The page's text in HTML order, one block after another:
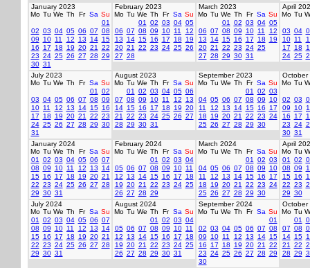
January 2023
Mo Tu We Th Fr Sa Su
01
02 03 04 05 06 07 08
09
10 11 12 13 14 15
16
17 18 19 20 21
22
23 24 25 26 27 28 29
30 31
February 2023
Mo Tu We Th Fr Sa Su
01
02 03 04 05
06 07 08 09 10 11
12
13
14 15 16 17 18
19
20 21 22 23 24 25 26
27 28
March 2023
Mo Tu We Th Fr Sa Su
01
02 03 04 05
06 07 08 09 10 11
12
13
14 15 16 17 18
19
20 21 22 23 24 25
27 28 29 30 31
April
Mo Tu
03 04
10 11
17
18
24 25
July 2023
Mo Tu We Th Fr Sa Su
01
02
03 04 05 06 07 08 09
10 11 12 13 14 15 16
17
18 19 20 21 22 23
24 25 26 27 28 29 30
31
August 2023
Mo Tu We Th Fr Sa Su
01
02 03 04 05 06
07 08 09 10 11 12
13
14 15 16 17 18 19 20
21
22 23 24 25 26 27
28 29 30 31
September 2023
Mo Tu We Th Fr Sa Su
01
02 03
04 05 06 07 08 09
10
11
12 13 14 15 16
17
18
19 20 21 22 23 24
25 26 27 28 29 30
October
Mo Tu
02 03
09
10
16
17
23 24
30 31
January 2024
Mo Tu We Th Fr Sa Su
01
02 03 04 05 06 07
08 09 10 11 12 13
14
15 16 17 18 19 20 21
22 23 24 25 26 27 28
29 30 31
February 2024
Mo Tu We Th Fr Sa Su
01
02 03 04
05 06 07 08 09 10 11
12
13 14 15 16 17
18
19 20 21 22 23 24 25
26 27 28 29
March 2024
Mo Tu We Th Fr Sa Su
01
02 03
04 05 06 07 08 09
10
11
12 13 14 15 16
17
18
19 20 21 22 23 24
25 26 27 28 29 30
April
Mo Tu
01
02
08 09
15 16
22 23
29 30
July 2024
Mo Tu We Th Fr Sa Su
01
02 03 04 05 06 07
08 09 10 11 12 13
14
15 16 17 18 19 20 21
22 23 24 25 26 27 28
29 30 31
August 2024
Mo Tu We Th Fr Sa Su
01
02 03 04
05 06 07 08 09 10 11
12
13 14 15 16 17
18
19 20 21 22 23 24 25
26 27 28 29 30 31
September 2024
Mo Tu We Th Fr Sa Su
01
02 03 04 05 06 07 08
09
10 11 12 13 14 15
16
17 18 19 20 21
22
23 24 25 26 27 28 29
30
October
Mo Tu
01
07 08
14 15
21
22
28 29